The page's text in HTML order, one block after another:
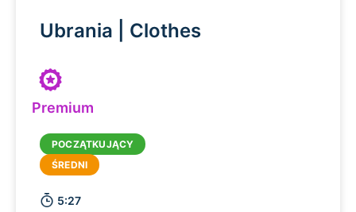
Ubrania | Clothes
Premium
5:27